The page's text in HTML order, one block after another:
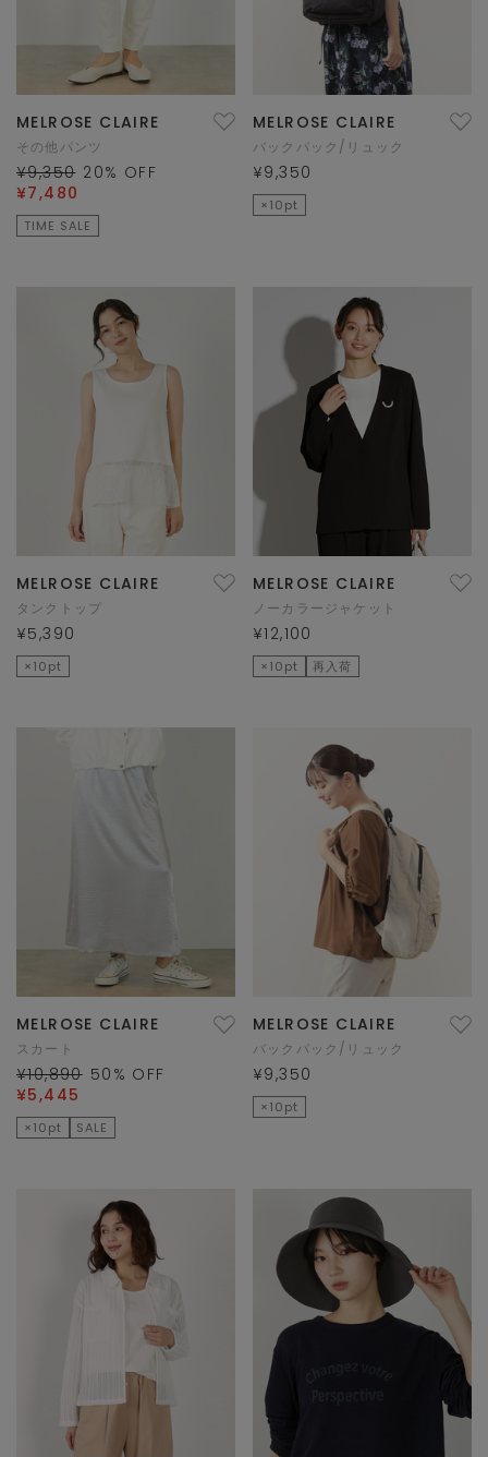
MELROSE CLAIRE
その他パンツ
¥9,350 20% OFF
¥7,480
TIME SALE
MELROSE CLAIRE
バックパック/リュック
¥9,350
×10pt
MELROSE CLAIRE
タンクトップ
¥5,390
×10pt
MELROSE CLAIRE
ノーカラージャケット
¥12,100
×10pt 再入荷
MELROSE CLAIRE
スカート
¥10,890 50 % OFF
¥5,445
×10pt SALE
MELROSE CLAIRE
バックパック/リュック
¥9,350
×10pt